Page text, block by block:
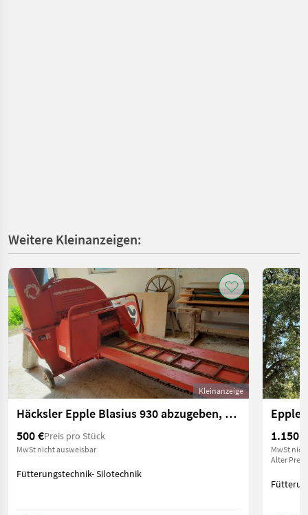
Weitere Kleinanzeigen:
Kleinanzeige
Häcksler Epple Blasius 930 abzugeben, 1 Messer fehlt
500 €Preis pro Stück
MwSt nicht ausweisbar
Fütterungstechnik- Silotechnik
Epple
1.150 €
MwSt
Alter Preis